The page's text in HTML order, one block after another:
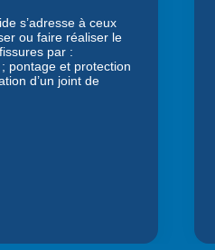
s’adresse à ceux
ou faire réaliser le
par :